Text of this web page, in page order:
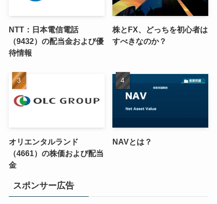
NTT：日本電信電話
（9432）の配当金および優
待情報
株とFX、どっちを初心者は
すべきなのか？
オリエンタルランド
（4661）の株価および配当
金
NAVとは？
スポンサー広告